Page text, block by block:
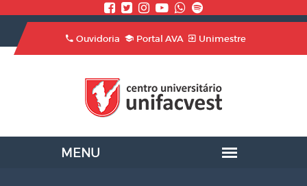
Ouvidoria Portal AVA Unimestre